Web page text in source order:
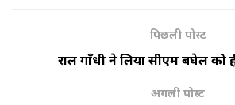
पिछली पोस्ट
राहुल गाँधी ने लिया सीएम बघेल को
अगली पोस्ट